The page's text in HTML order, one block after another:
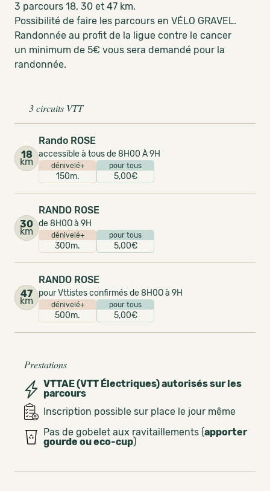
3 parcours 18, 30 et 47 km.
Possibilité de faire les parcours en VÉLO GRAVEL.
Randonnée au profit de la ligue contre le cancer
un minimum de 5€ vous sera demandé pour la
randonnée.
3 circuits VTT
18
km
Rando ROSE
accessible à tous de 8H00 À 9H
dénivelé+
150m.
pour tous
5,00€
30
km
RANDO ROSE
de 8H0O à 9H
dénivelé+
300m.
pour tous
5,00€
47
km
RANDO ROSE
pour Vttistes confirmés de 8H0O à 9H
dénivelé+
500m.
pour tous
5,00€
Prestations
VTTAE (VTT Électriques) autorisés sur les
parcours
Inscription possible sur place le jour même
Pas de gobelet aux ravitaillements (apporter
gourde ou eco-cup)